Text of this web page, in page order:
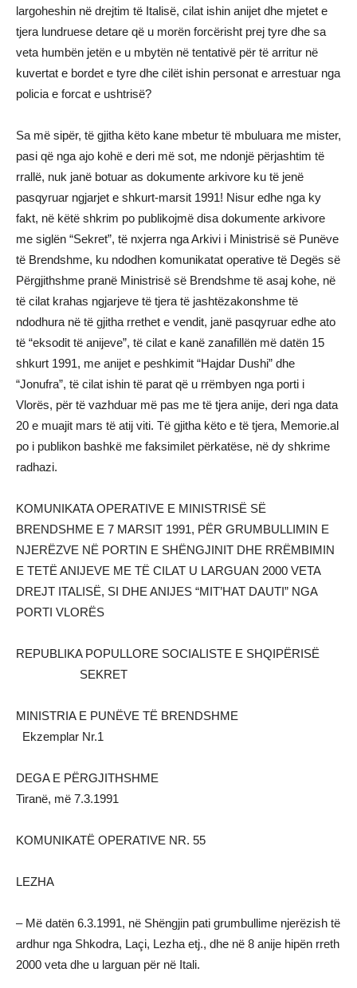
largoheshin në drejtim të Italisë, cilat ishin anijet dhe mjetet e
tjera lundruese detare që u morën forcërisht prej tyre dhe sa
veta humbën jetën e u mbytën në tentativë për të arritur në
kuvertat e bordet e tyre dhe cilët ishin personat e arrestuar nga
policia e forcat e ushtrisë?
Sa më sipër, të gjitha këto kane mbetur të mbuluara me mister,
pasi që nga ajo kohë e deri më sot, me ndonjë përjashtim të
rrallë, nuk janë botuar as dokumente arkivore ku të jenë
pasqyruar ngjarjet e shkurt-marsit 1991! Nisur edhe nga ky
fakt, në këtë shkrim po publikojmë disa dokumente arkivore
me siglën “Sekret”, të nxjerra nga Arkivi i Ministrisë së Punëve
të Brendshme, ku ndodhen komunikatat operative të Degës së
Përgjithshme pranë Ministrisë së Brendshme të asaj kohe, në
të cilat krahas ngjarjeve të tjera të jashtëzakonshme të
ndodhura në të gjitha rrethet e vendit, janë pasqyruar edhe ato
të “eksodit të anijeve”, të cilat e kanë zanafillën më datën 15
shkurt 1991, me anijet e peshkimit “Hajdar Dushi” dhe
“Jonufra”, të cilat ishin të parat që u rrëmbyen nga porti i
Vlorës, për të vazhduar më pas me të tjera anije, deri nga data
20 e muajit mars të atij viti. Të gjitha këto e të tjera, Memorie.al
po i publikon bashkë me faksimilet përkatëse, në dy shkrime
radhazi.
KOMUNIKATA OPERATIVE E MINISTRISË SË
BRENDSHME E 7 MARSIT 1991, PËR GRUMBULLIMIN E
NJERËZVE NË PORTIN E SHËNGJINIT DHE RRËMBIMIN
E TETË ANIJEVE ME TË CILAT U LARGUAN 2000 VETA
DREJT ITALISË, SI DHE ANIJES “MIT’HAT DAUTI” NGA
PORTI VLORËS
REPUBLIKA POPULLORE SOCIALISTE E SHQIPËRISË
SEKRET
MINISTRIA E PUNËVE TË BRENDSHME
Ekzemplar Nr.1
DEGA E PËRGJITHSHME
Tiranë, më 7.3.1991
KOMUNIKATË OPERATIVE NR. 55
LEZHA
– Më datën 6.3.1991, në Shëngjin pati grumbullime njerëzish të
ardhur nga Shkodra, Laçi, Lezha etj., dhe në 8 anije hipën rreth
2000 veta dhe u larguan për në Itali.